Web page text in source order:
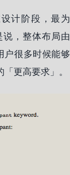
计阶段，最为
说，整体布局由
很多时候能够
更高要求」。